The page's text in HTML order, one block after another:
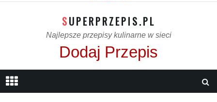
SUPERPRZEPIS.PL
Najlepsze przepisy kulinarne w sieci
Dodaj Przepis